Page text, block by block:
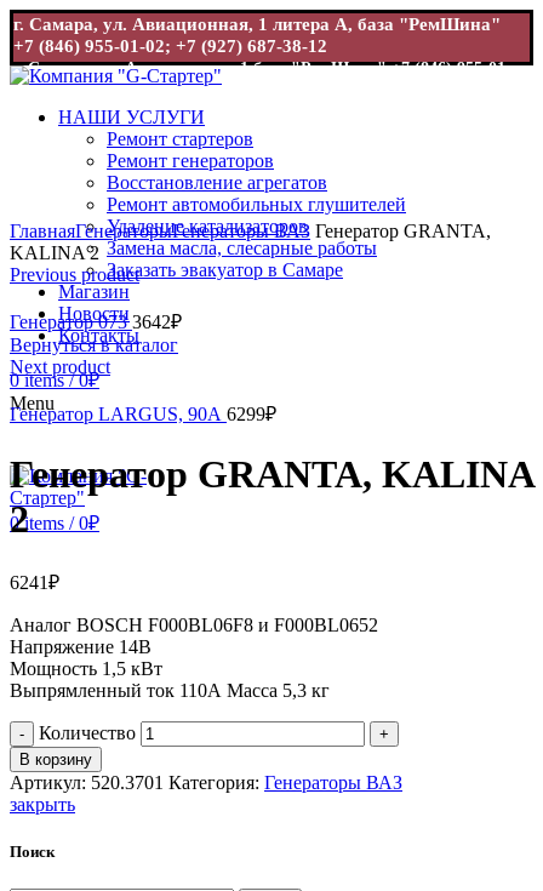
г. Самара, ул. Авиационная, 1 литера А, база "РемШина"
+7 (846) 955-01-02; +7 (927) 687-38-12
г. Самара, ул. Авиационная, 1 база "РемШина" +7 (846) 955-01-
02; +7 (927) 687-38-12
НАШИ УСЛУГИ
Ремонт стартеров
Ремонт генераторов
Восстановление агрегатов
Ремонт автомобильных глушителей
Удаление катализаторов
Замена масла, слесарные работы
Заказать эвакуатор в Самаре
Магазин
Новости
Контакты
0items / 0₽
Menu
0items / 0₽
Увеличить
ГлавнаяГенераторыГенераторы ВАЗ Генератор GRANTA,
KALINA 2
Previous product
Генератор 0733642₽
Вернуться в каталог
Next product
Генератор LARGUS, 90А 6299₽
Генератор GRANTA, KALINA
2
6241₽
Аналог BOSCH F000BL06F8 и F000BL0652
Напряжение 14В
Мощность 1,5 кВт
Выпрямленный ток 110А Масса 5,3 кг
Количество
В корзину
Артикул: 520.3701 Категория: Генераторы ВАЗ
закрыть
Поиск